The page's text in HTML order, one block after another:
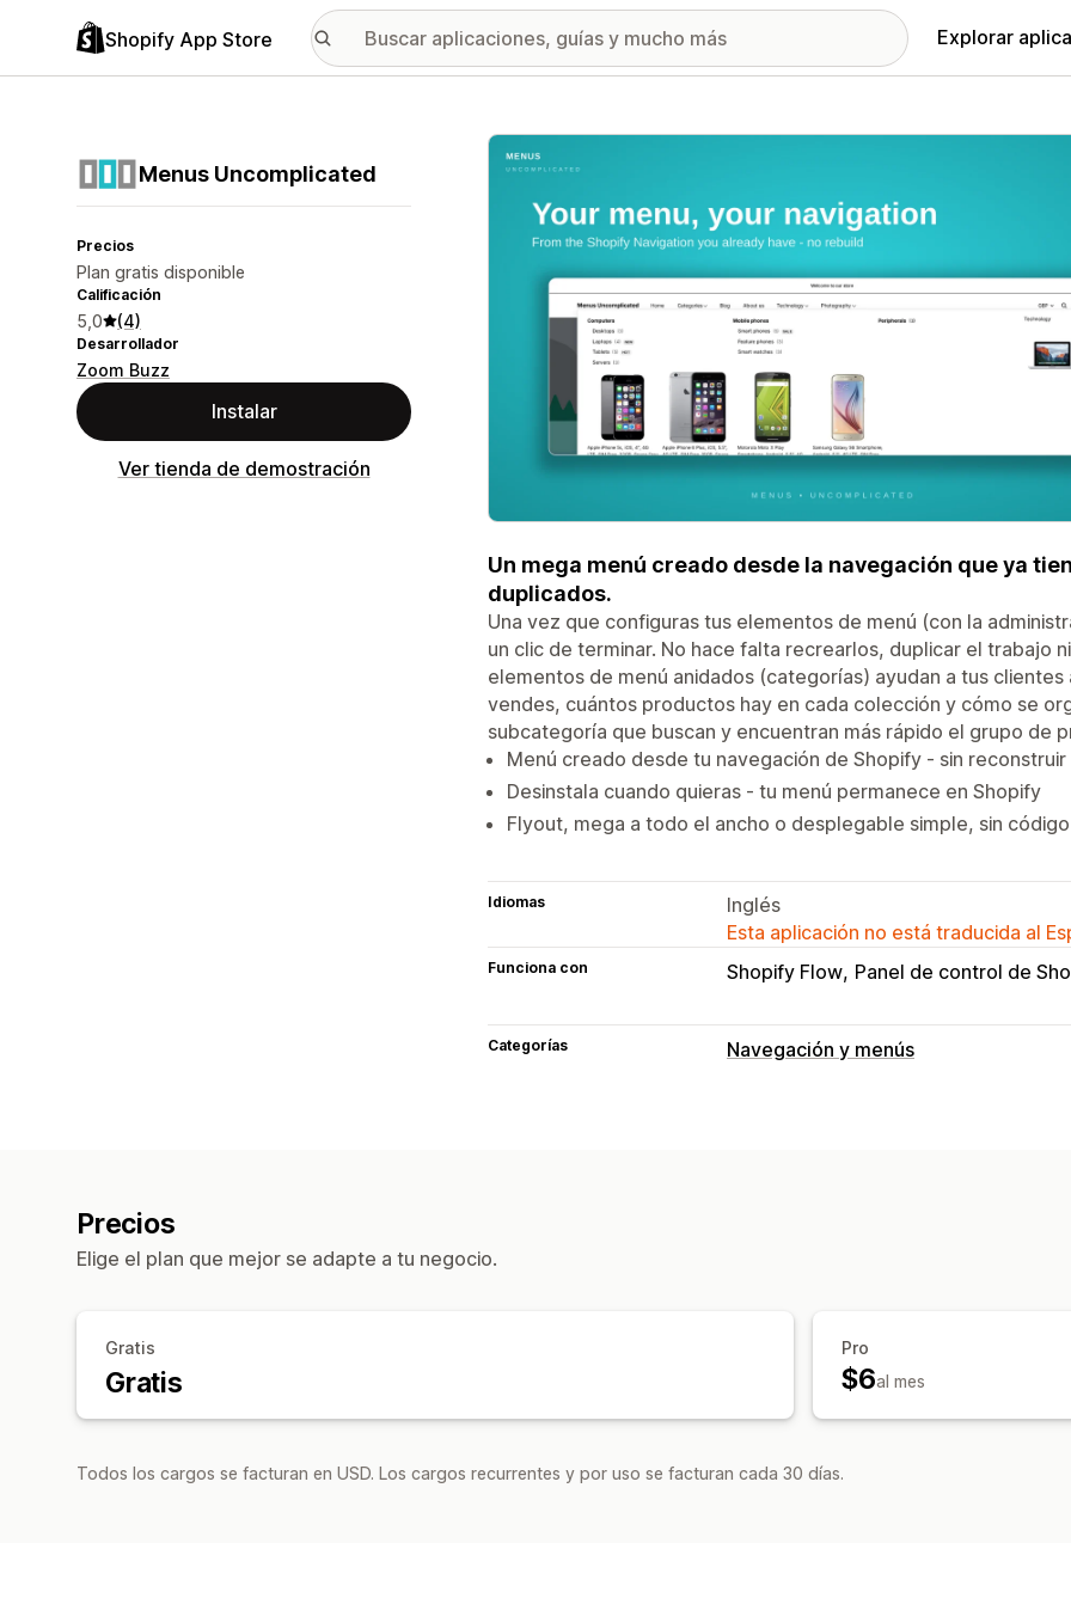
Shopify App Store Explorar
Menus Uncomplicated
Precios
Plan gratis disponible
Calificación
5,0 (4)
Desarrollador
Zoom Buzz
Instalar
Ver tienda de demostración
Galería de imágenes destacadas
Un mega menú creado desde la navegación que ya
duplicados.
Una vez que configuras tus elementos de menú (con la
un clic de terminar. No hace falta recrearlos, duplicar el trabajo
elementos de menú anidados (categorías) ayudan a tus
vendes, cuántos productos hay en cada colección y cómo se
subcategoría que buscan y encuentran más rápido el grupo de
Menú creado desde tu navegación de Shopify - sin reconstruir
Desinstala cuando quieras - tu menú permanece en Shopify
Flyout, mega a todo el ancho o desplegable simple, sin código
Idiomas
Inglés
Esta aplicación no está traducida al
Funciona con Shopify Flow Panel de control de
Categorías Navegación y menús
Precios
Elige el plan que mejor se adapte a tu negocio.
Gratis
Gratis
Pro
$6al mes
Todos los cargos se facturan en USD. Los cargos recurrentes y por uso se facturan cada 30 días.